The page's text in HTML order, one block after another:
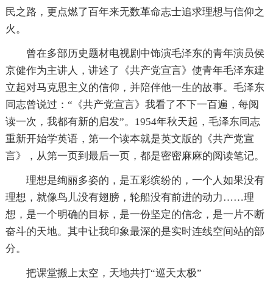
民之路，更点燃了百年来无数革命志士追求理想与信仰之
火。
曾在多部历史题材电视剧中饰演毛泽东的青年演员侯
京健作为主讲人，讲述了《共产党宣言》使青年毛泽东建
立起对马克思主义的信仰，并陪伴他一生的故事。毛泽东
同志曾说过：“《共产党宣言》我看了不下一百遍，每阅
读一次，我都有新的启发”。1954年秋天起，毛泽东同志
重新开始学英语，第一个读本就是英文版的《共产党宣
言》，从第一页到最后一页，都是密密麻麻的阅读笔记。
理想是绚丽多姿的，是五彩缤纷的，一个人如果没有
理想，就像鸟儿没有翅膀，轮船没有前进的动力……理
想，是一个明确的目标，是一份坚定的信念，是一片不断
奋斗的天地。其中让我印象最深的是实时连线空间站的部
分。
把课堂搬上太空，天地共打“巡天太极”